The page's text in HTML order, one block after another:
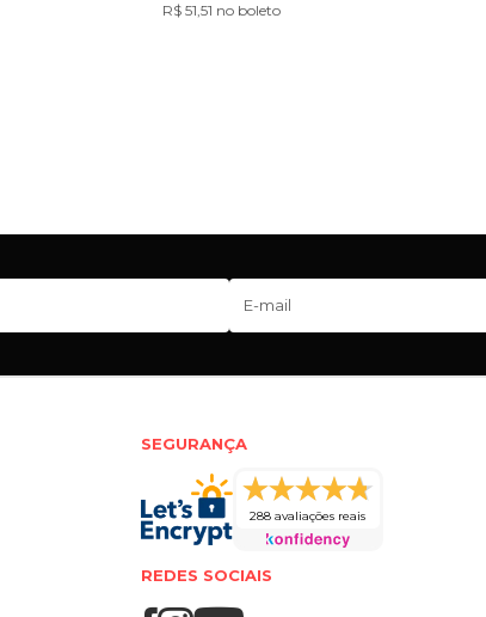
R$ 51,51 no boleto
SEGURANÇA
288 avaliações reais
REDES SOCIAIS